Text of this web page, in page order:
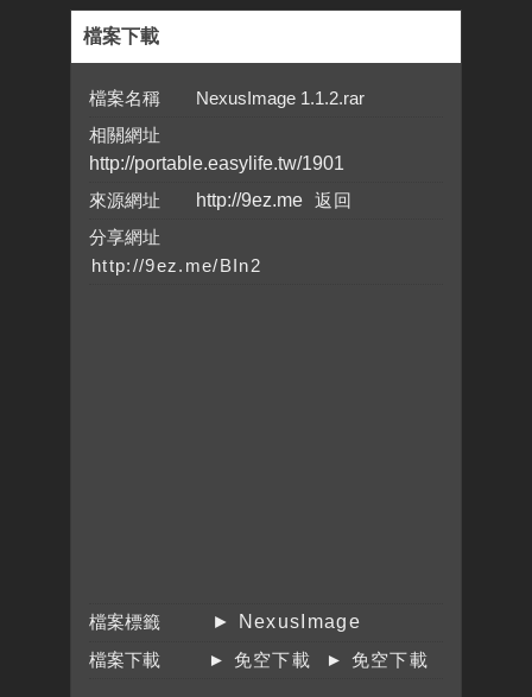
檔案下載
檔案名稱 NexusImage 1.1.2.rar
相關網址
http://portable.easylife.tw/1901
來源網址
http://9ez.me
分享網址
檔案標籤
► NexusImage
檔案下載